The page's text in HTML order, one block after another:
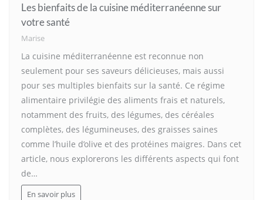
Les bienfaits de la cuisine méditerranéenne sur
votre santé
Marise
La cuisine méditerranéenne est reconnue non
seulement pour ses saveurs délicieuses, mais aussi
pour ses multiples bienfaits sur la santé. Ce régime
alimentaire privilégie des aliments frais et naturels,
notamment des fruits, des légumes, des céréales
complètes, des légumineuses, des graisses saines
comme l’huile d’olive et des protéines maigres. Dans cet
article, nous explorerons les différents aspects qui font
de…
En savoir plus